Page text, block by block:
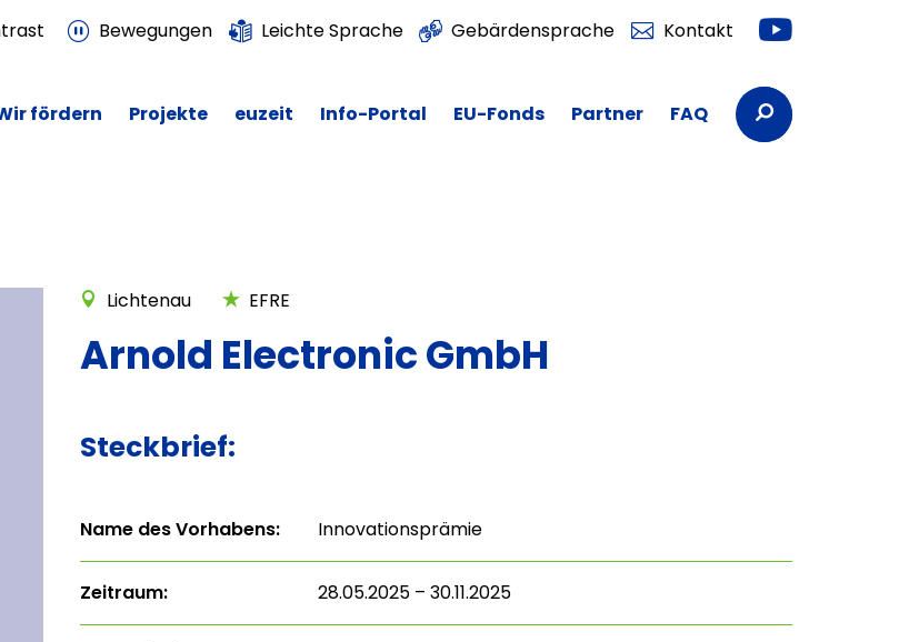
Bewegungen Leichte Sprache Gebärdensprache Kontakt Youtube
fördern Projekte euzeit Info-Portal EU-Fonds Partner FAQ Suchbegriffe
Lichtenau EFRE
Arnold Electronic GmbH
Steckbrief:
Name des Vorhabens: Innovationsprämie
Zeitraum: 28.05.2025 – 30.11.2025